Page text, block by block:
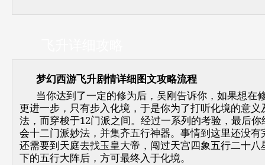
梦幻西游飞升剧情详细图文攻略流程
当你达到了一定的修为后，吴刚告诉你，如果想在
更进一步，只有步入化境，于是你为了打听化境的意义
法，而穿梭于12门派之间。经过一系列的考验，最后你
会十二门派妙法，并集齐五行神器。事情到这里还没有
还需要到天庭去找玉皇大帝，闯过天宫四象五行二十八
下的五行大阵后，方可最终入于化境。